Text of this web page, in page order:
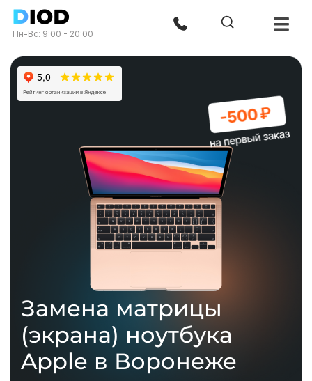
Пн-Вс: 9:00 - 20:00
Замена матрицы
(экрана) ноутбука
Apple в Воронеже